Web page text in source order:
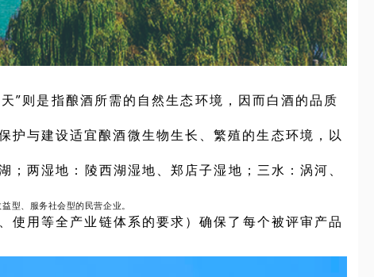
”则是指酿酒所需的自然生态环境，因而白酒的品质
与建设适宜酿酒微生物生长、繁殖的生态环境，以
；两湿地：陵西湖湿地、郑店子湿地；三水：涡河、
型、服务社会型的民营企业。
使用等全产业链体系的要求）确保了每个被评审产品